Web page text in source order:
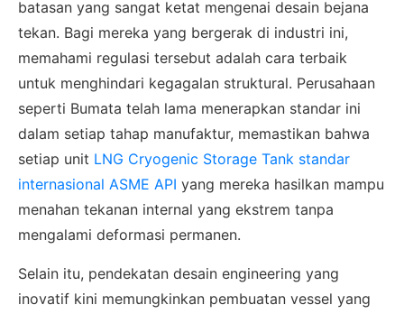
batasan yang sangat ketat mengenai desain bejana
tekan. Bagi mereka yang bergerak di industri ini,
memahami regulasi tersebut adalah cara terbaik
untuk menghindari kegagalan struktural. Perusahaan
seperti Bumata telah lama menerapkan standar ini
dalam setiap tahap manufaktur, memastikan bahwa
setiap unit LNG Cryogenic Storage Tank standar
internasional ASME API yang mereka hasilkan mampu
menahan tekanan internal yang ekstrem tanpa
mengalami deformasi permanen.
Selain itu, pendekatan desain engineering yang
inovatif kini memungkinkan pembuatan vessel yang